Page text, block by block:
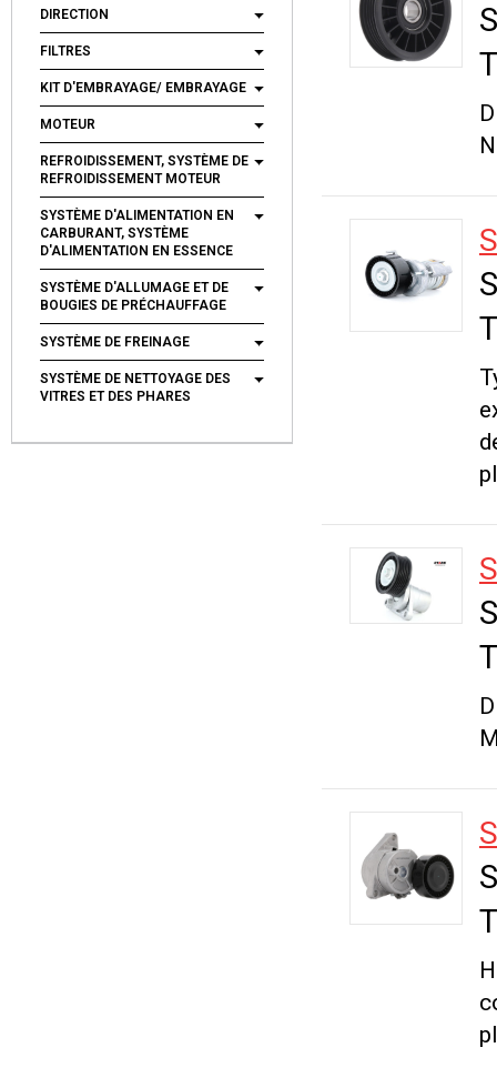
DIRECTION
FILTRES
KIT D'EMBRAYAGE/ EMBRAYAGE
MOTEUR
REFROIDISSEMENT, SYSTÈME DE
REFROIDISSEMENT MOTEUR
SYSTÈME D'ALIMENTATION EN
CARBURANT, SYSTÈME
D'ALIMENTATION EN ESSENCE
SYSTÈME D'ALLUMAGE ET DE
BOUGIES DE PRÉCHAUFFAGE
SYSTÈME DE FREINAGE
SYSTÈME DE NETTOYAGE DES
VITRES ET DES PHARES